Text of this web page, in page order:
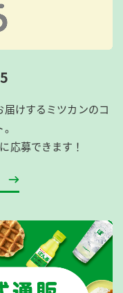
けするミツカンのコ
応募できます！